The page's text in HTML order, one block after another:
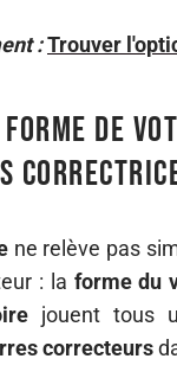
:Trouver
de
ne relève pas
: la forme du
jouent tous
correcteurs